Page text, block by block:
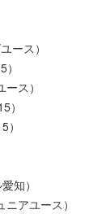
ース）
ス）
）
知）
アユース）